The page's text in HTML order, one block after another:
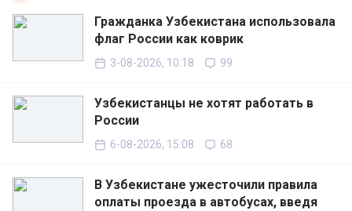
Гражданка Узбекистана использовала
флаг России как коврик
3-08-2026, 10:18 99
Узбекистанцы не хотят работать в
России
6-08-2026, 15:08 68
В Узбекистане ужесточили правила
оплаты проезда в автобусах, введя